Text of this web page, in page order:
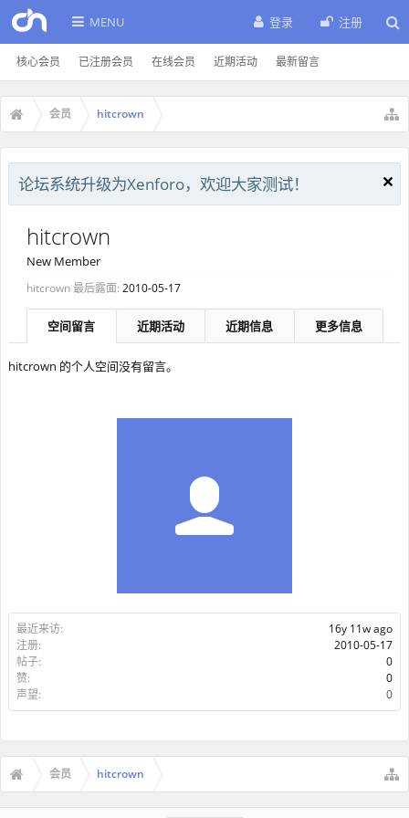
MENU
核心会员 已注册会员 在线会员 近期活动 最新留言
登录 注册
会员 hitcrown
论坛系统升级为Xenforo，欢迎大家测试！
最近来访:
16y 11w ago
注册:
2010-05-17
帖子:
0
赞:
0
声望:
0
hitcrown
New Member
hitcrown 最后露面: 2010-05-17
空间留言 近期活动 近期信息 更多信息
hitcrown 的个人空间没有留言。
会员 hitcrown